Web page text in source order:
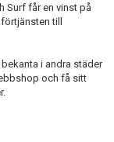
Surf får en vinst på
till
i andra städer
och få sitt